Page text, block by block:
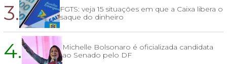
3.
FGTS: veja 15 situações em que a Caixa libera o
saque do dinheiro
4.
Michelle Bolsonaro é oficializada candidata
ao Senado pelo DF